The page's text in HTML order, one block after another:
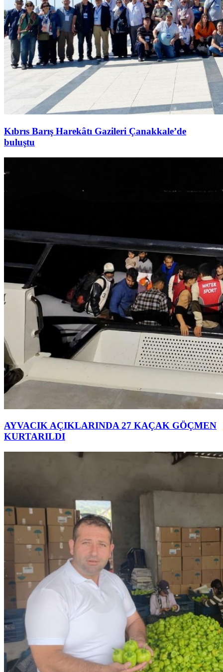
Kıbrıs Barış Harekâtı Gazileri Çanakkale’de
buluştu
AYVACIK AÇIKLARINDA 27 KAÇAK GÖÇMEN
KURTARILDI